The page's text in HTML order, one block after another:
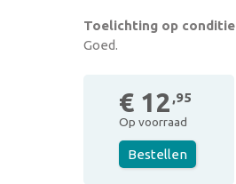
Toelichting op conditie
Goed.
€ 12 ,95
Op voorraad
Bestellen